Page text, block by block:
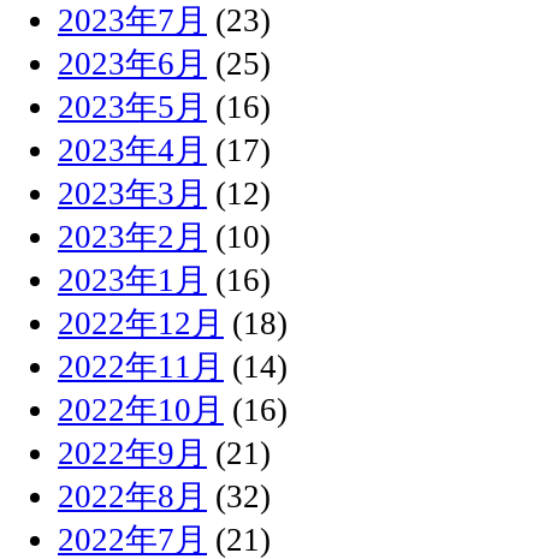
2023年7月 (23)
2023年6月 (25)
2023年5月 (16)
2023年4月 (17)
2023年3月 (12)
2023年2月 (10)
2023年1月 (16)
2022年12月 (18)
2022年11月 (14)
2022年10月 (16)
2022年9月 (21)
2022年8月 (32)
2022年7月 (21)